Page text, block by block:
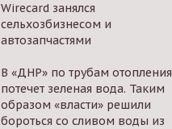
Wirecard занялся
сельхозбизнесом и
автозапчастями
В «ДНР» по трубам отопления
потечет зеленая вода. Таким
образом «власти» решили
бороться со сливом воды из